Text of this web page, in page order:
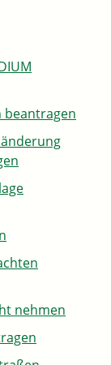
beantragen
nehmen